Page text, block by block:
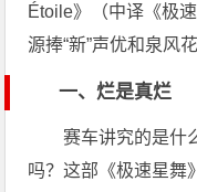
Étoile》（中译《极
源捧“新”声优和泉风
一、烂是真烂
赛车讲究的是什
吗？这部《极速星舞